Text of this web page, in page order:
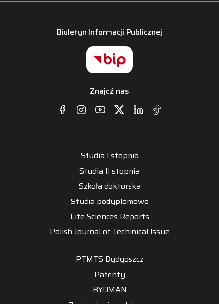
Biuletyn Informacji Publicznej
Znajdź nas
Studia I stopnia
Studia II stopnia
Szkoła doktorska
Studia podyplomowe
Life Sciences Reports
Polish Journal of Techinical Issue
PTMTS Bydgoszcz
Patenty
BYDMAN